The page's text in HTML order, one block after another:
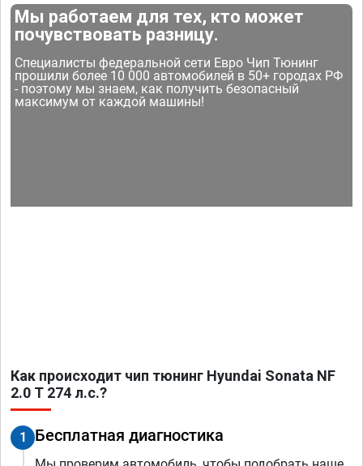
Мы работаем для тех, кто может
почувствовать разницу.
Специалисты федеральной сети Евро Чип Тюнинг
прошили более 10 000 автомобилей в 50+ городах РФ
- поэтому мы знаем, как получить безопасный
максимум от каждой машины!
Как происходит чип тюнинг Hyundai Sonata NF
2.0 T 274 л.с.?
1 Бесплатная диагностика